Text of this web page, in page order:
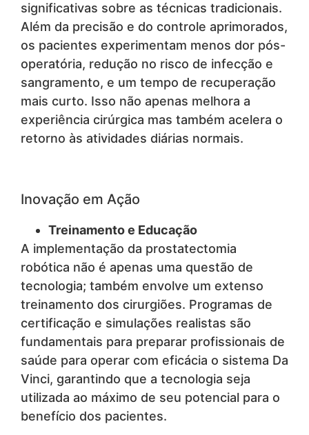
significativas sobre as técnicas tradicionais.
Além da precisão e do controle aprimorados,
os pacientes experimentam menos dor pós-
operatória, redução no risco de infecção e
sangramento, e um tempo de recuperação
mais curto. Isso não apenas melhora a
experiência cirúrgica mas também acelera o
retorno às atividades diárias normais.
Inovação em Ação
Treinamento e Educação
A implementação da prostatectomia
robótica não é apenas uma questão de
tecnologia; também envolve um extenso
treinamento dos cirurgiões. Programas de
certificação e simulações realistas são
fundamentais para preparar profissionais de
saúde para operar com eficácia o sistema Da
Vinci, garantindo que a tecnologia seja
utilizada ao máximo de seu potencial para o
benefício dos pacientes.